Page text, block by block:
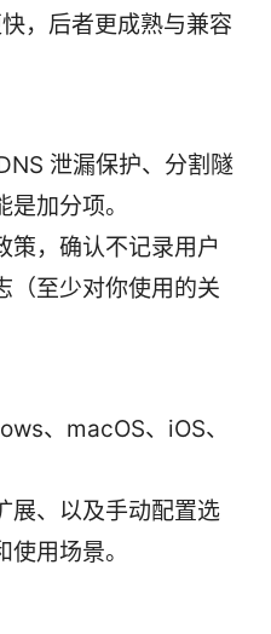
，后者更成熟与兼容
泄漏保护、分割隧
加分项。
策，确认不记录用户
（至少对你使用的关
、macOS、iOS、
展、以及手动配置选
用场景。